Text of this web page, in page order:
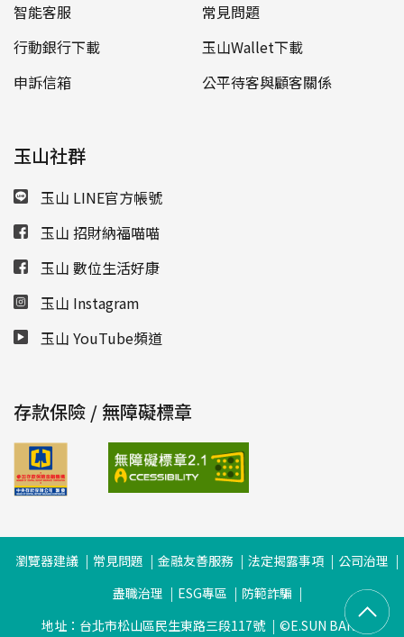
智能客服
常見問題
行動銀行下載
玉山Wallet下載
申訴信箱
公平待客與顧客關係
玉山社群
玉山 LINE官方帳號
玉山 招財納福喵喵
玉山 數位生活好康
玉山 Instagram
玉山 YouTube頻道
存款保險 / 無障礙標章
瀏覽器建議 常見問題 金融友善服務 法定揭露事項
公司治理
盡職治理
ESG專區
防範詐騙
地址：台北市松山區民生東路三段117號
©E.SUN BANK